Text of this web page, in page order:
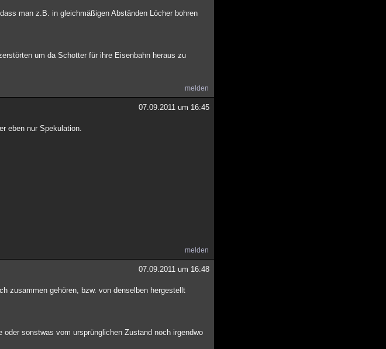
man z.B. in gleichmäßigen Abständen Löcher bohren
um da Schotter für ihre Eisenbahn heraus zu
melden
07.09.2011 um 16:45
eben nur Spekulation.
melden
07.09.2011 um 16:48
zusammen gehören, bzw. von denselben hergestellt
sonstwas vom ursprünglichen Zustand noch irgendwo